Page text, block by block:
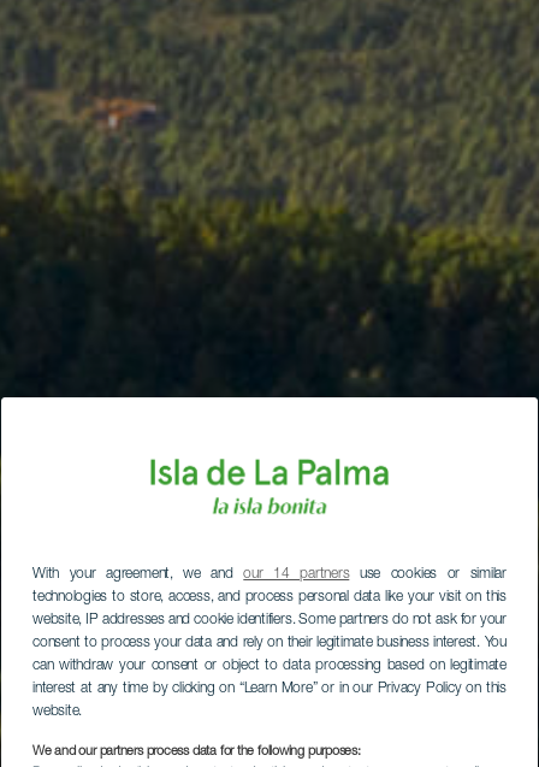
With your agreement, we andour 14 partnersuse cookies or similar
technologies to store, access, and process personal data like your visit on this
website, IP addresses and cookie identifiers. Some partners do not ask for your
consent to process your data and rely on their legitimate business interest. You
can withdraw your consent or object to data processing based on legitimate
interest at any time by clicking on “Learn More” or in our Privacy Policy on this
website.
We and our partners process data for the following purposes: